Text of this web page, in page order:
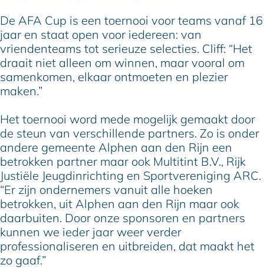
De AFA Cup is een toernooi voor teams vanaf 16
jaar en staat open voor iedereen: van
vriendenteams tot serieuze selecties. Cliff: “Het
draait niet alleen om winnen, maar vooral om
samenkomen, elkaar ontmoeten en plezier
maken.”
Het toernooi word mede mogelijk gemaakt door
de steun van verschillende partners. Zo is onder
andere gemeente Alphen aan den Rijn een
betrokken partner maar ook Multitint B.V., Rijk
Justiële Jeugdinrichting en Sportvereniging ARC.
“Er zijn ondernemers vanuit alle hoeken
betrokken, uit Alphen aan den Rijn maar ook
daarbuiten. Door onze sponsoren en partners
kunnen we ieder jaar weer verder
professionaliseren en uitbreiden, dat maakt het
zo gaaf.”